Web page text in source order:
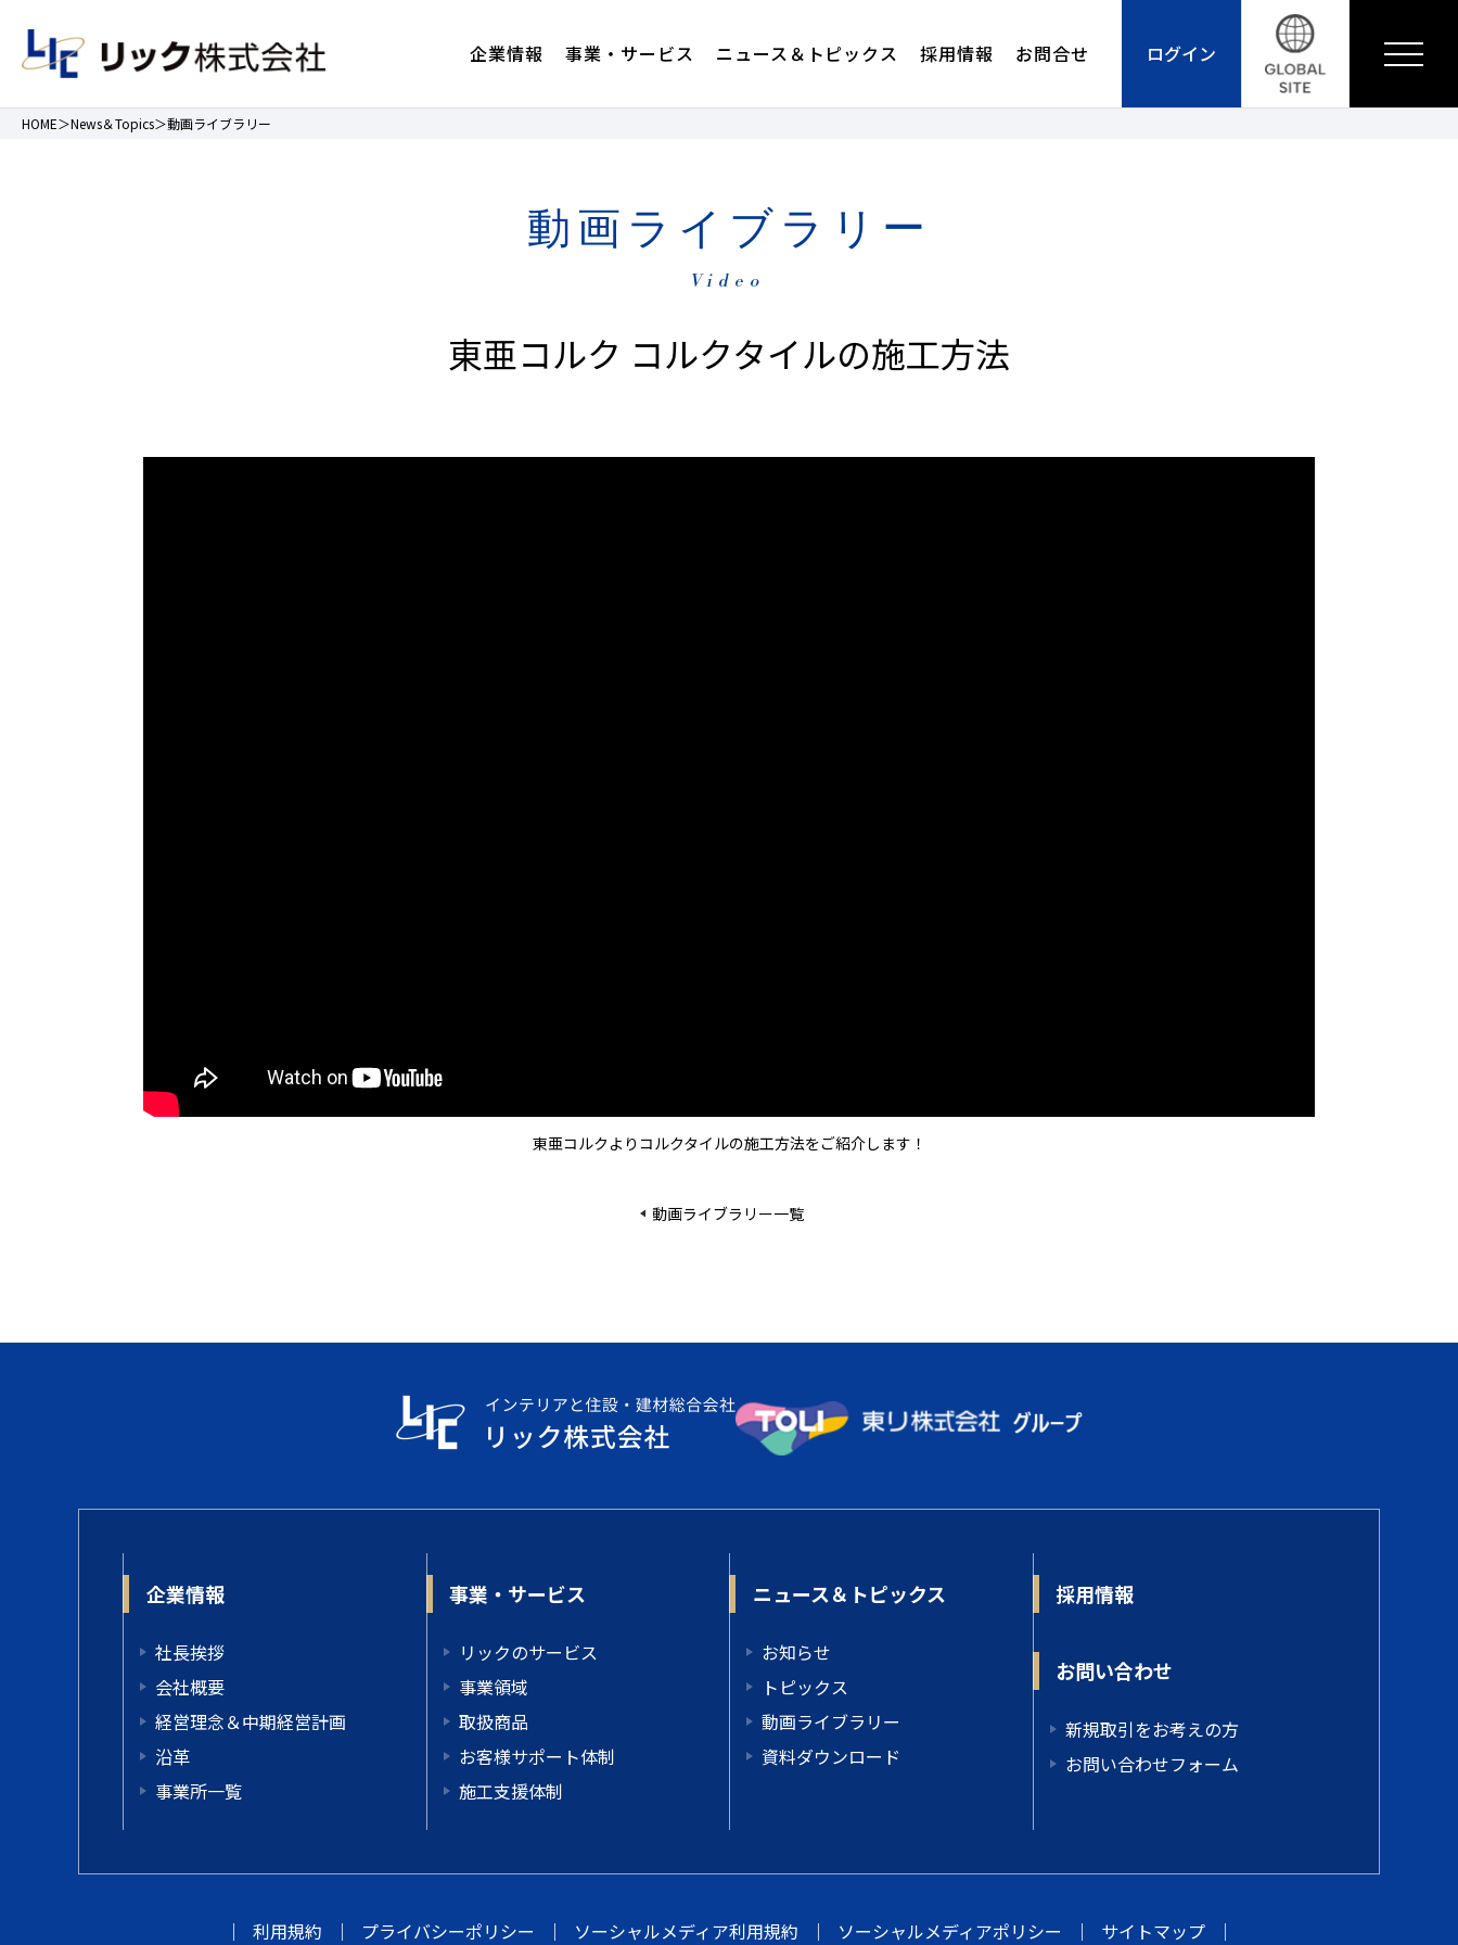
企業情報 事業・サービス ニュース＆トピックス 採用情報 お問合せ ログイン
HOME News＆Topics 動画ライブラリー
動画ライブラリー
Video
東亜コルク コルクタイルの施工方法
東亜コルクよりコルクタイルの施工方法をご紹介します！
動画ライブラリー一覧
企業情報
社長挨拶
会社概要
経営理念＆中期経営計画
沿革
事業所一覧
事業・サービス
リックのサービス
事業領域
取扱商品
お客様サポート体制
施工支援体制
ニュース＆トピックス
お知らせ
トピックス
動画ライブラリー
資料ダウンロード
採用情報
お問い合わせ
新規取引をお考えの方
お問い合わせフォーム
｜ 利用規約 ｜ プライバシーポリシー ｜ ソーシャルメディア利用規約 ｜ ソーシャルメディアポリシー ｜ サイトマップ ｜